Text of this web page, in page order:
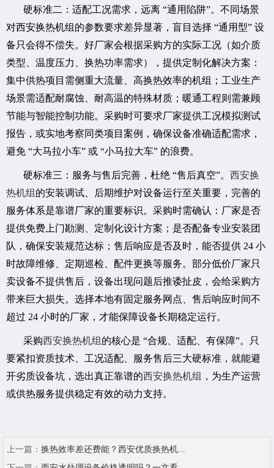
硬标准二：适配工况需求，远离 “通用陷阱”。不同场景
对西安换热机组的参数要求差异显著，盲目选择 “通用型” 设
备只会得不偿失。好厂家会根据采购方的实际工况（如介质
类型、温度压力、换热功率需求），提供定制化解决方案：
集中供热项目需侧重大流量、高换热效率的机组；工业生产
场景需适配耐腐蚀、耐高温的特殊材质；暖通工程则需兼顾
节能与智能控制功能。采购时可要求厂家提供工况模拟测试
报告，或实地考察同类项目案例，确保设备准确适配需求，
避免 “大马拉小车” 或 “小马拉大车” 的浪费。
硬标准三：服务与售后完善，杜绝 “售后真空”。 西安换
热机组 的安装调试、后期维护对设备运行至关重要，完善的
服务体系是靠谱厂家的重要标识。采购时需确认：厂家是否
提供免费上门勘测、定制化设计方案；是否配备专业安装团
队，确保安装规范达标；售后响应是否及时，能否提供 24 小
时故障维修、定期巡检、配件更换等服务。部分低价厂家只
卖设备不提供售后，设备出现问题后推诿扯皮，会给采购方
带来巨大损失。选择本地有固定服务网点、售后响应时间不
超过 24 小时的厂家，才能保障设备长期稳定运行。
采购西安换热机组 的核心是 “合规、适配、有保障”。只
要紧扣资质技术、工况适配、服务售后三大硬标准，就能避
开劣质设备坑，选出真正靠谱的西安换热机组 ，为生产运营
或供热服务提供稳定有效的动力支持。
上一篇： 换热效率差还费能？西安优质换热机...